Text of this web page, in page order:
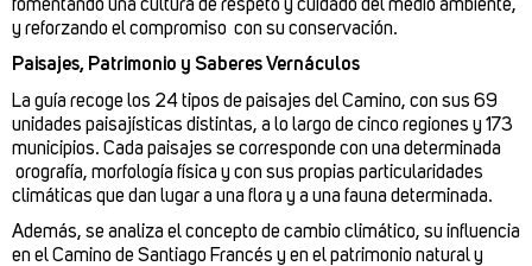
fomentando una cultura de respeto y cuidado del medio ambiente,
y reforzando el compromiso con su conservación.
Paisajes, Patrimonio y Saberes Vernáculos
La guía recoge los 24 tipos de paisajes del Camino, con sus 69
unidades paisajísticas distintas, a lo largo de cinco regiones y 173
municipios. Cada paisajes se corresponde con una determinada
orografía, morfología física y con sus propias particularidades
climáticas que dan lugar a una flora y a una fauna determinada.
Además, se analiza el concepto de cambio climático, su influencia
en el Camino de Santiago Francés y en el patrimonio natural y